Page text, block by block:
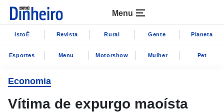
Menu
IstoÉ Revista Rural Gente Planeta
Esportes Menu Motorshow Mulher Pet
Economia
Vítima de expurgo maoísta